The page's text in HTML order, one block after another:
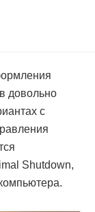
довольно
с
Shutdown,